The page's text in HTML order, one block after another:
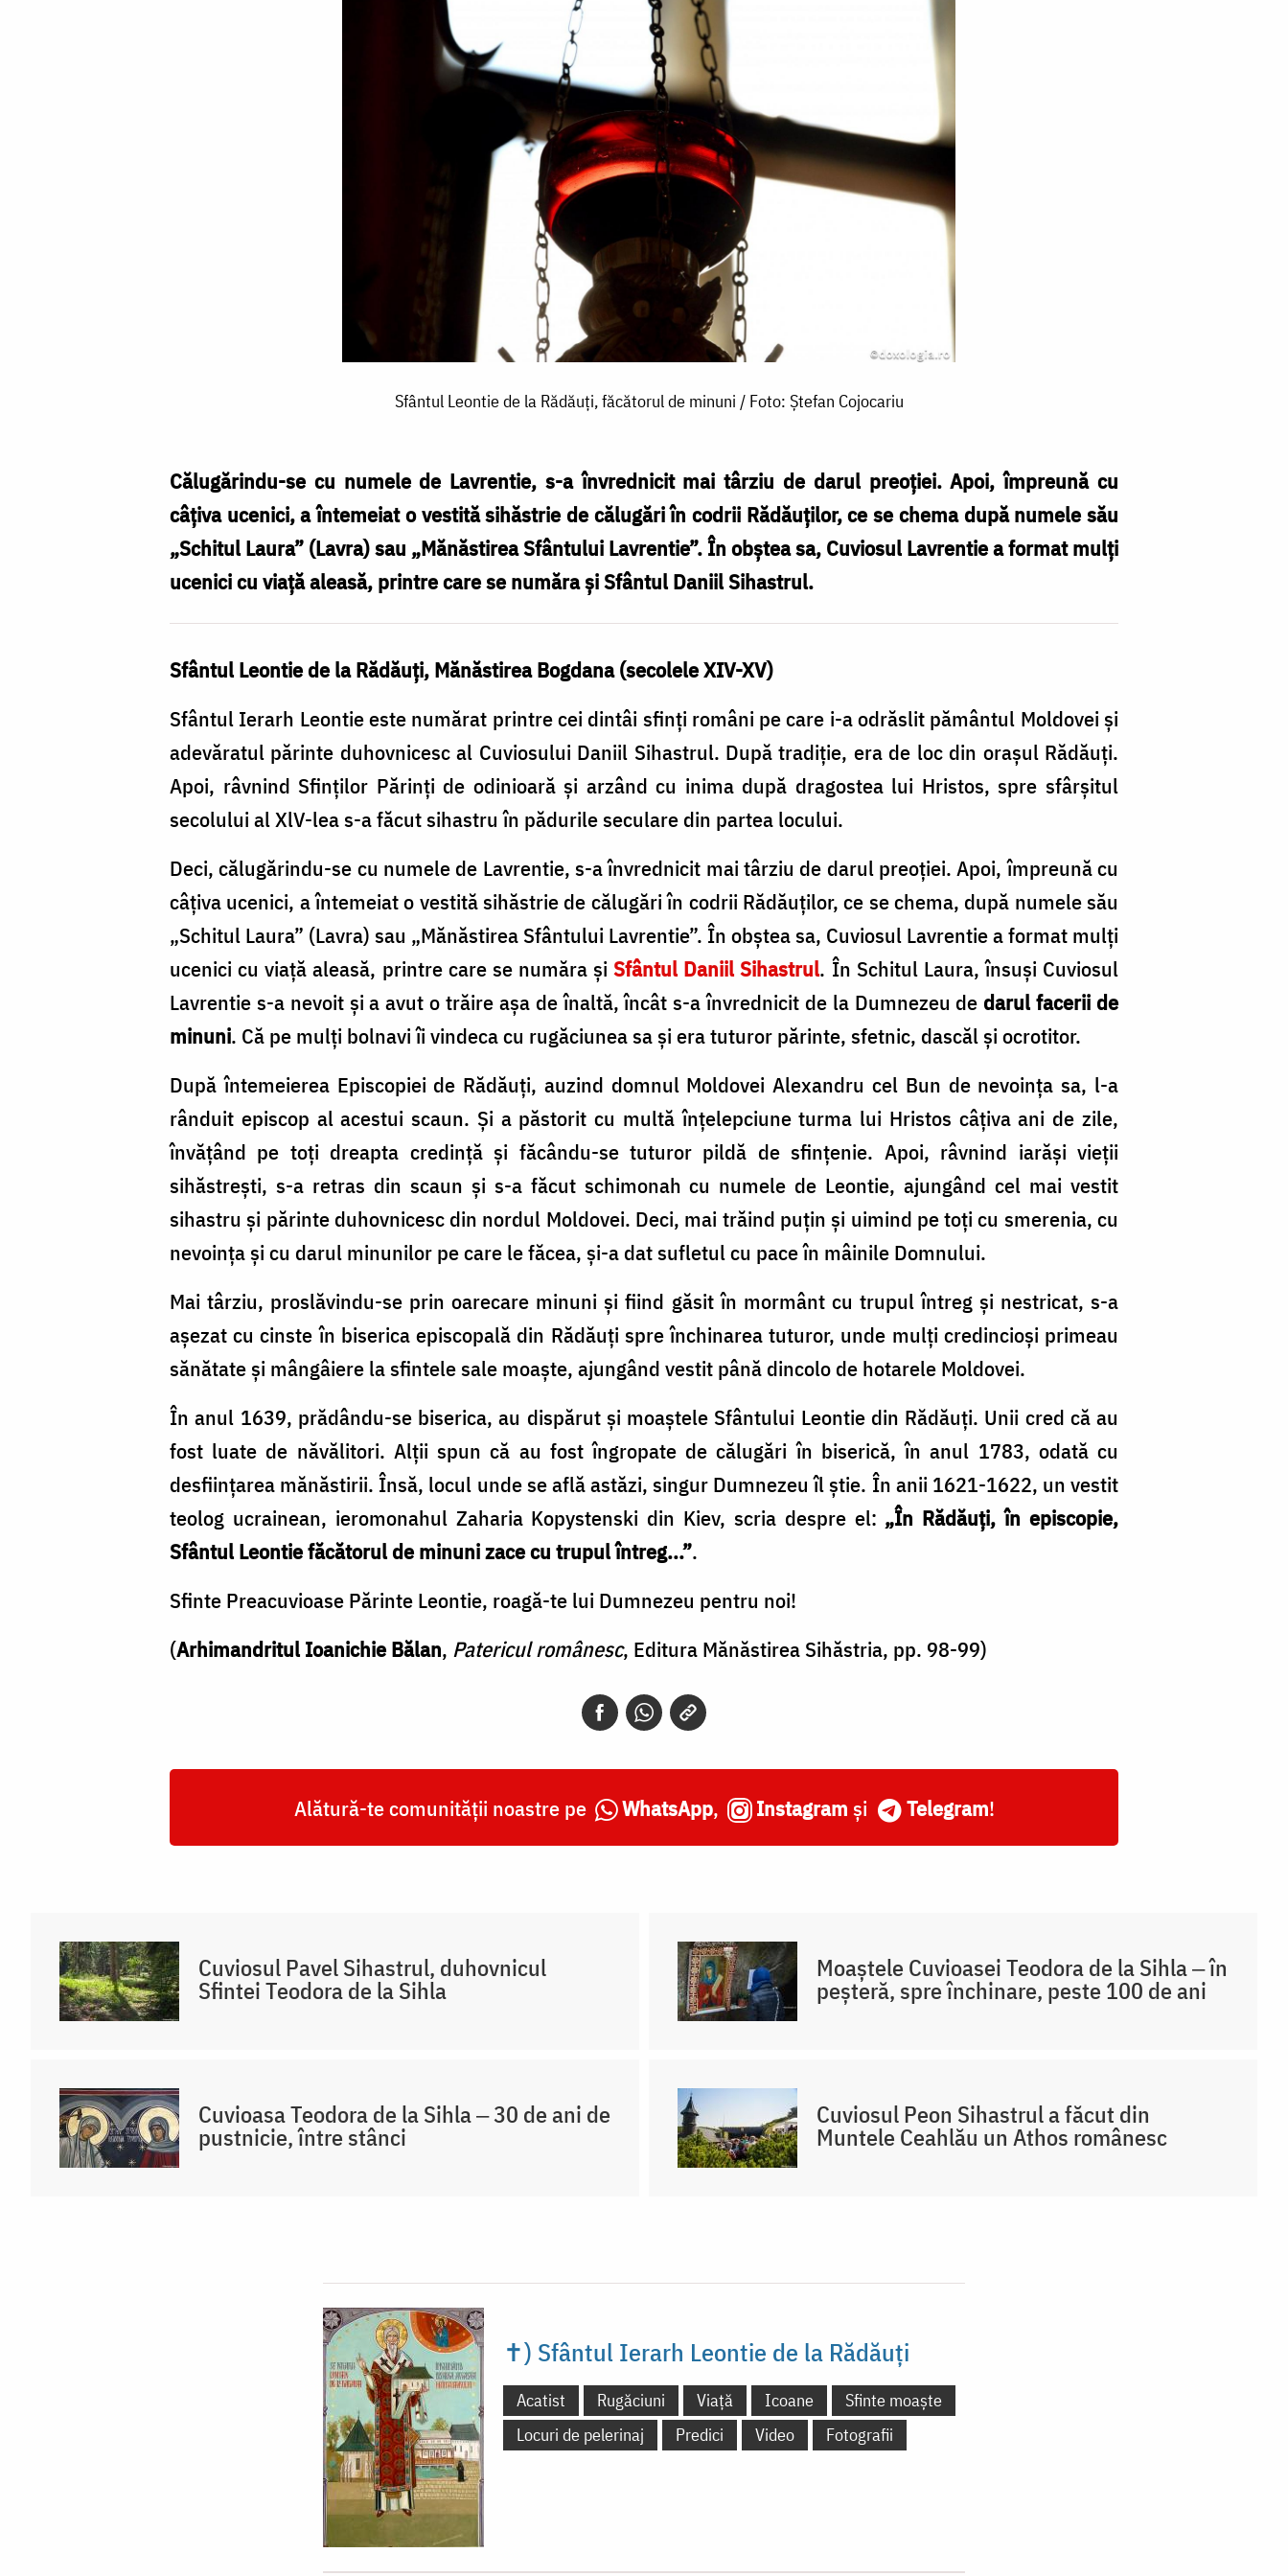
Sfântul Leontie de la Rădăuți, făcătorul de minuni / Foto: Ștefan Cojocariu
Călugărindu-se cu numele de Lavrentie, s-a învrednicit mai târziu de darul preoţiei. Apoi, împreună cu
câţiva ucenici, a întemeiat o vestită sihăstrie de călugări în codrii Rădăuţilor, ce se chema după numele său
„Schitul Laura” (Lavra) sau „Mănăstirea Sfântului Lavrentie”. În obştea sa, Cuviosul Lavrentie a format mulţi
ucenici cu viaţă aleasă, printre care se număra şi Sfântul Daniil Sihastrul.
Sfântul Leontie de la Rădăuţi, Mănăstirea Bogdana (secolele XIV-XV)
Sfântul Ierarh Leontie este numărat printre cei dintâi sfinţi români pe care i-a odrăslit pământul Moldovei şi
adevăratul părinte duhovnicesc al Cuviosului Daniil Sihastrul. După tradiţie, era de loc din oraşul Rădăuţi.
Apoi, râvnind Sfinţilor Părinţi de odinioară şi arzând cu inima după dragostea lui Hristos, spre sfârşitul
secolului al XlV-lea s-a făcut sihastru în pădurile seculare din partea locului.
Deci, călugărindu-se cu numele de Lavrentie, s-a învrednicit mai târziu de darul preoţiei. Apoi, împreună cu
câţiva ucenici, a întemeiat o vestită sihăstrie de călugări în codrii Rădăuţilor, ce se chema, după numele său
„Schitul Laura” (Lavra) sau „Mănăstirea Sfântului Lavrentie”. În obştea sa, Cuviosul Lavrentie a format mulţi
ucenici cu viaţă aleasă, printre care se număra şiSfântul Daniil Sihastrul. În Schitul Laura, însuşi Cuviosul
Lavrentie s-a nevoit şi a avut o trăire aşa de înaltă, încât s-a învrednicit de la Dumnezeu de darul facerii de
minuni. Că pe mulţi bolnavi îi vindeca cu rugăciunea sa şi era tuturor părinte, sfetnic, dascăl şi ocrotitor.
După întemeierea Episcopiei de Rădăuţi, auzind domnul Moldovei Alexandru cel Bun de nevoinţa sa, l-a
rânduit episcop al acestui scaun. Şi a păstorit cu multă înţelepciune turma lui Hristos câţiva ani de zile,
învăţând pe toţi dreapta credinţă şi făcându-se tuturor pildă de sfinţenie. Apoi, râvnind iarăşi vieţii
sihăstreşti, s-a retras din scaun şi s-a făcut schimonah cu numele de Leontie, ajungând cel mai vestit
sihastru şi părinte duhovnicesc din nordul Moldovei. Deci, mai trăind puţin şi uimind pe toţi cu smerenia, cu
nevoinţa şi cu darul minunilor pe care le făcea, şi-a dat sufletul cu pace în mâinile Domnului.
Mai târziu, proslăvindu-se prin oarecare minuni şi fiind găsit în mormânt cu trupul întreg şi nestricat, s-a
aşezat cu cinste în biserica episcopală din Rădăuţi spre închinarea tuturor, unde mulţi credincioşi primeau
sănătate şi mângâiere la sfintele sale moaşte, ajungând vestit până dincolo de hotarele Moldovei.
În anul 1639, prădându-se biserica, au dispărut şi moaştele Sfântului Leontie din Rădăuţi. Unii cred că au
fost luate de năvălitori. Alţii spun că au fost îngropate de călugări în biserică, în anul 1783, odată cu
desfiinţarea mănăstirii. Însă, locul unde se află astăzi, singur Dumnezeu îl ştie. În anii 1621-1622, un vestit
teolog ucrainean, ieromonahul Zaharia Kopystenski din Kiev, scria despre el: „În Rădăuţi, în episcopie,
Sfântul Leontie făcătorul de minuni zace cu trupul întreg...”.
Sfinte Preacuvioase Părinte Leontie, roagă-te lui Dumnezeu pentru noi!
(Arhimandritul Ioanichie Bălan, Patericul românesc, Editura Mănăstirea Sihăstria, pp. 98-99)
Alătură-te comunității noastre pe WhatsApp, Instagram și Telegram!
Cuviosul Pavel Sihastrul, duhovnicul
Sfintei Teodora de la Sihla
Moaștele Cuvioasei Teodora de la Sihla ‒ în
peșteră, spre închinare, peste 100 de ani
Cuvioasa Teodora de la Sihla ‒ 30 de ani de
pustnicie, între stânci
Cuviosul Peon Sihastrul a făcut din
Muntele Ceahlău un Athos românesc
✝) Sfântul Ierarh Leontie de la Rădăuți
Acatist Rugăciuni Viață Icoane
Sfinte moaște
Locuri de pelerinaj
Predici Video Fotografii